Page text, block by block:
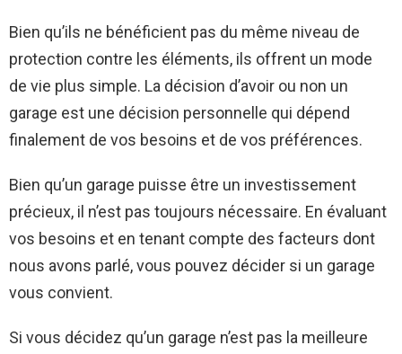
Bien qu’ils ne bénéficient pas du même niveau de
protection contre les éléments, ils offrent un mode
de vie plus simple. La décision d’avoir ou non un
garage est une décision personnelle qui dépend
finalement de vos besoins et de vos préférences.
Bien qu’un garage puisse être un investissement
précieux, il n’est pas toujours nécessaire. En évaluant
vos besoins et en tenant compte des facteurs dont
nous avons parlé, vous pouvez décider si un garage
vous convient.
Si vous décidez qu’un garage n’est pas la meilleure